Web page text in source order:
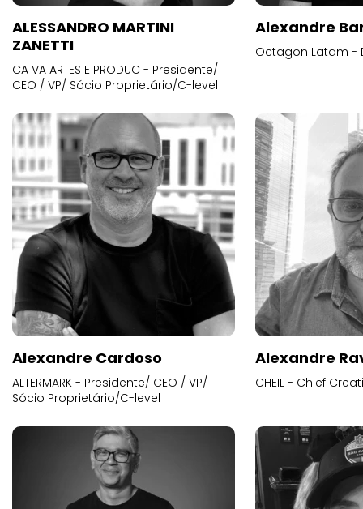
ALESSANDRO MARTINI
ZANETTI
CA VA ARTES E PRODUC - Presidente/
CEO / VP/ Sócio Proprietário/C-level
Alexandre
Octagon Latam -
Alexandre Cardoso
ALTERMARK - Presidente/ CEO / VP/
Sócio Proprietário/C-level
Alexandre
CHEIL - Chief